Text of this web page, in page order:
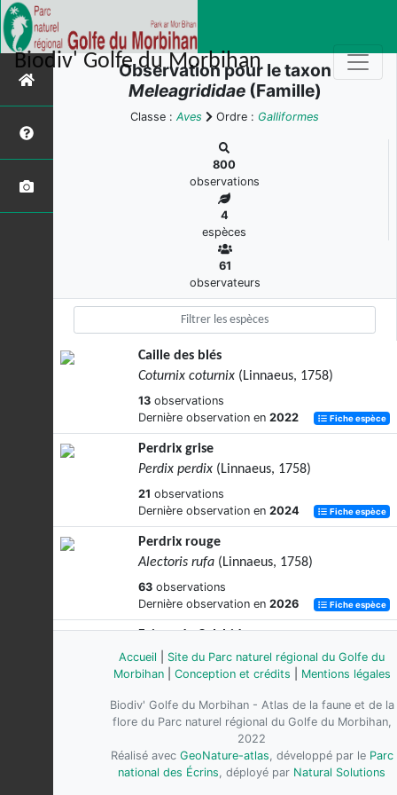
Biodiv' Golfe du Morbihan
Observation pour le taxon
Meleagrididae(Famille)
Classe : Aves Ordre : Galliformes
800
observations
4
espèces
61
observateurs
Caille des blés
Coturnix coturnix (Linnaeus, 1758)
13 observations
Dernière observation en 2022 Fiche espèce
Perdrix grise
Perdix perdix (Linnaeus, 1758)
21 observations
Dernière observation en 2024 Fiche espèce
Perdrix rouge
Alectoris rufa (Linnaeus, 1758)
63 observations
Dernière observation en 2026 Fiche espèce
Faisan de Colchide
Phasianus colchicusLinnaeus, 1758
703 observations
Dernière observation en
2026
Accueil
Site du Parc naturel régional du Golfe du
Morbihan| Conception et crédits Mentions légales
Biodiv' Golfe du Morbihan - Atlas de la faune et de la
flore du Parc naturel régional du Golfe du Morbihan,
2022
Réalisé avec GeoNature-atlas, développé par le Parc
national des Écrins, déployé par Natural Solutions